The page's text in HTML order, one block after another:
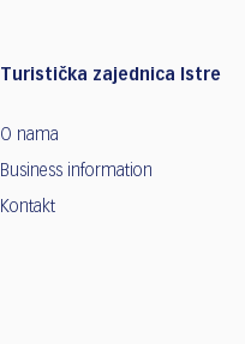
Turistička zajednica Istre
O nama
Business information
Kontakt